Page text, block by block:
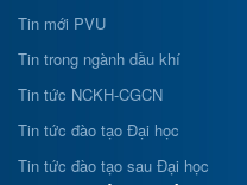
Tin mới PVU
Tin trong ngành dầu khí
Tin tức NCKH-CGCN
Tin tức đào tạo Đại học
Tin tức đào tạo sau Đại học